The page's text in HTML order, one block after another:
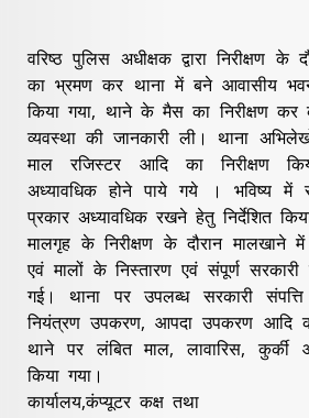
वरिष्ठ पुलिस अधीक्षक द्वारा निरीक्षण के
का भ्रमण कर थाना में बने आवासीय
किया गया, थाने के मैस का निरीक्षण कर
व्यवस्था की जानकारी ली। थाना
माल रजिस्टर आदि का निरीक्षण
अध्यावधिक होने पाये गये । भविष्य में
प्रकार अध्यावधिक रखने हेतु निर्देशित
मालगृह के निरीक्षण के दौरान मालखाने
एवं मालों के निस्तारण एवं संपूर्ण सरकारी
गई। थाना पर उपलब्ध सरकारी
नियंत्रण उपकरण, आपदा उपकरण आदि का
थाने पर लंबित माल, लावारिस, कुर्की
किया गया।
कार्यालय,कंप्यूटर कक्ष तथा